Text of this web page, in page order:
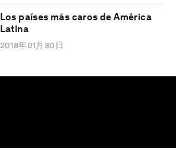
Los países más caros de América
Latina
2018年01月30日